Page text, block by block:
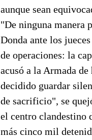
aunque sean
"De ninguna manera
Donda ante los
de operaciones: la
acusó a la Armada
decidido guardar
de sacrificio", se
el centro clandestino
más cinco mil